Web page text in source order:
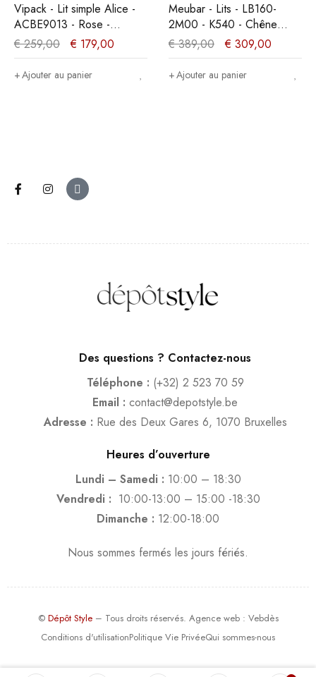
Vipack - Lit simple Alice -
ACBE9013 - Rose -
91x94x208cm
€259,00 € 179,00
Ajouter au panier
Meubar - Lits - LB160-
2M00 - K540 - Chêne
millénaire clair -
160x89x200cm
€389,00 € 309,00
Ajouter au panier
Des questions ? Contactez-nous
Téléphone : (+32) 2 523 70 59
Email : contact@depotstyle.be
Adresse : Rue des Deux Gares 6, 1070 Bruxelles
Heures d’ouverture
Lundi – Samedi : 10:00 – 18:30
Vendredi : 10:00-13:00 – 15:00 -18:30
Dimanche : 12:00-18:00
Nous sommes fermés les jours fériés.
© Dépôt Style– Tous droits réservés. Agence web: Vebdès
Conditions d'utilisationPolitique Vie PrivéeQui sommes-nous